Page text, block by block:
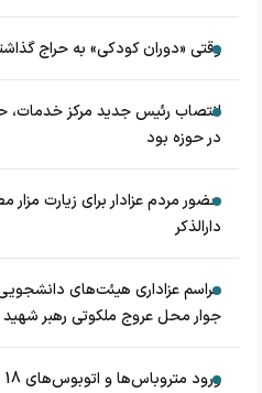
وقتی «دوران کودکی» به حراج
انتصاب رئیس جدید مرکز خدمات،
در حوزه بود
حضور مردم عزادار برای زیارت مزار
دارالذکر
مراسم عزاداری هیئت‌های
جوار محل عروج ملکوتی رهبر شهید
ورود متروباس‌ها و اتوبوس‌های 18 متری برقی به تهران